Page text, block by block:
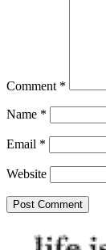
Comment *
Name *
Email *
Website